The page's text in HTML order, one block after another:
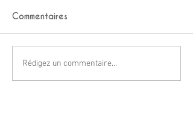
Commentaires
Rédigez un commentaire...